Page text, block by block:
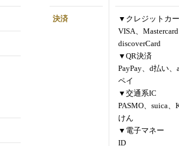
決済
▼クレジットカ
VISA、
discoverCard
▼QR決済
PayPay、d払い
ペイ
▼交通系IC
PASMO、suica
けん
▼電子マネー
ID